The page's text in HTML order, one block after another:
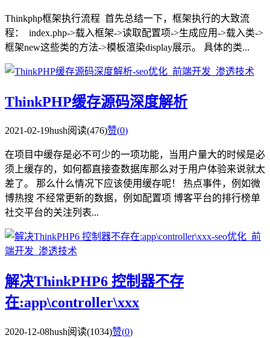
Thinkphp框架执行流程 首先总结一下，框架执行的大致流
程： index.php->载入框架->读取配置项->生成应用->载入类->
框架new这些类的方法->模板渲染display展示。 具体的类...
ThinkPHP缓存源码深度解析
2021-02-19hush阅读(476)赞(0)
在项目中缓存是必不可少的一项功能，当用户量大的时候是必
须上缓存的，如何都直接查数据库那么对于用户体验来说就太
差了。 那么什么情况下应该使用缓存呢！ 热点事件，例如微
博热搜 不经常更新的数据，例如配置项 博客平台的排行榜单
社交平台的关注列表...
解决ThinkPHP6 控制器不存
在:app\controller\xxx
2020-12-08hush阅读(1034)赞(0)